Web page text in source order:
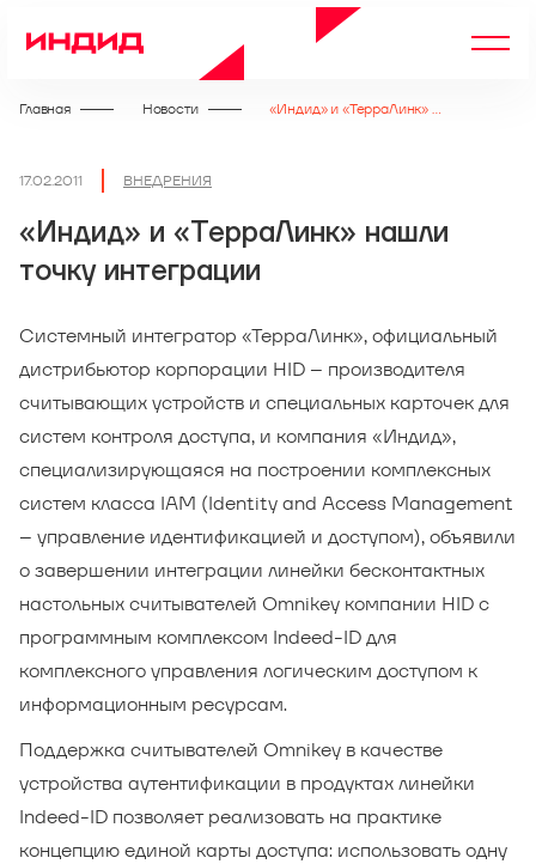
Главная Новости «Индид» и «ТерраЛинк» нашли точку интеграции
17.02.2011 ВНЕДРЕНИЯ
«Индид» и «ТерраЛинк» нашли
точку интеграции
Системный интегратор «ТерраЛинк», официальный
дистрибьютор корпорации HID – производителя
считывающих устройств и специальных карточек для
систем контроля доступа, и компания «Индид»,
специализирующаяся на построении комплексных
систем класса IAM (Identity and Access Management
– управление идентификацией и доступом), объявили
о завершении интеграции линейки бесконтактных
настольных считывателей Omnikey компании HID с
программным комплексом Indeed-ID для
комплексного управления логическим доступом к
информационным ресурсам.
Поддержка считывателей Omnikey в качестве
устройства аутентификации в продуктах линейки
Indeed-ID позволяет реализовать на практике
концепцию единой карты доступа: использовать одну